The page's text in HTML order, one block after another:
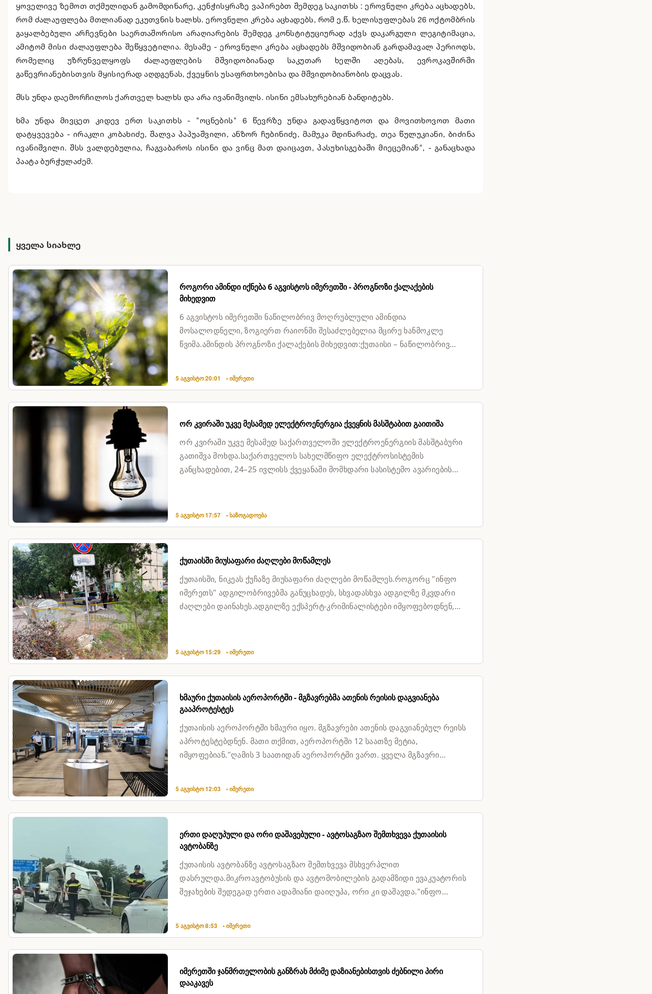
ყოველივე ზემოთ თქმულიდან გამომდინარე, კენჭისყრაზე ვაპირებთ შემდეგ საკითხს : ეროვნული კრება აცხადებს,
რომ ძალაუფლება მთლიანად ეკუთვნის ხალხს. ეროვნული კრება აცხადებს, რომ ე.წ. ხელისუფლებას 26 ოქტომბრის
გაყალბებული არჩევნები საერთაშორისო არაღიარების შემდეგ კონსტიტუციურად აქვს დაკარგული ლეგიტიმაცია,
ამიტომ მისი ძალაუფლება შეწყვეტილია. მესამე - ეროვნული კრება აცხადებს მშვიდობიან გარდამავალ პერიოდს,
რომელიც უზრუნველყოფს ძალაუფლების მშვიდობიანად საკუთარ ხელში აღებას, ევროკავშირში
გაწევრიანებისთვის მყისიერად აღდგენას, ქვეყნის უსაფრთხოებისა და მშვიდობიანობის დაცვას.
შსს უნდა დაემორჩილოს ქართველ ხალხს და არა ივანიშვილს. ისინი ემსახურებიან ბანდიტებს.
ხმა უნდა მივცეთ კიდევ ერთ საკითხს - "ოცნების" 6 წევრზე უნდა გადავწყვიტოთ და მოვითხოვოთ მათი
დატყვევება - ირაკლი კობახიძე, შალვა პაპუაშვილი, ანზორ ჩუბინიძე, მამუკა მდინარაძე, თეა წულუკიანი, ბიძინა
ივანიშვილი. შსს ვალდებულია, ჩაგვაბაროს ისინი და ვინც მათ დაიცავთ, პასუხისგებაში მიეცემიან", - განაცხადა
პაატა ბურჭულაძემ.
ყველა სიახლე
როგორი ამინდი იქნება 6 აგვისტოს იმერეთში - პროგნოზი ქალაქების
მიხედვით
6 აგვისტოს იმერეთში ნაწილობრივ მოღრუბლული ამინდია
მოსალოდნელი, ზოგიერთ რაიონში შესაძლებელია მცირე ხანმოკლე
წვიმა.ამინდის პროგნოზი ქალაქების მიხედვით:ქუთაისი – ნაწილობრივ
5 აგვისტო 20:01 • იმერეთი
ორ კვირაში უკვე მესამედ ელექტროენერგია ქვეყნის მასშტაბით გაითიშა
ორ კვირაში უკვე მესამედ საქართველოში ელექტროენერგიის მასშტაბური
გათიშვა მოხდა.საქართველოს სახელმწიფო ელექტროსისტემის
განცხადებით, 24–25 ივლისს ქვეყანაში მომხდარი სასისტემო ავარიების
5 აგვისტო 17:57 • საზოგადოება
ქუთაისში მიუსაფარი ძაღლები მოწამლეს
ქუთაისში, ნიკეას ქუჩაზე მიუსაფარი ძაღლები მოწამლეს.როგორც "ინფო
იმერეთს" ადგილობრივებმა განუცხადეს, სხვადასხვა ადგილზე მკვდარი
ძაღლები დაინახეს.ადგილზე ექსპერტ-კრიმინალისტები იმყოფებოდნენ,
5 აგვისტო 15:29 • იმერეთი
ხმაური ქუთაისის აეროპორტში - მგზავრებმა ათენის რეისის დაგვიანება
გააპროტესტეს
ქუთაისის აეროპორტში ხმაური იყო. მგზავრები ათენის დაგვიანებულ რეისს
აპროტესტებდნენ. მათი თქმით, აეროპორტში 12 საათზე მეტია,
იმყოფებიან."ღამის 3 საათიდან აეროპორტში ვართ. ყველა მგზავრი
5 აგვისტო 12:03 • იმერეთი
ერთი დაღუპული და ორი დაშავებული - ავტოსაგზაო შემთხვევა ქუთაისის
ავტობანზე
ქუთაისის ავტობანზე ავტოსაგზაო შემთხვევა მსხვერპლით
დასრულდა.მიკროავტობუსის და ავტომობილების გადამზიდი ევაკუატორის
შეჯახების შედეგად ერთი ადამიანი დაიღუპა, ორი კი დაშავდა."ინფო
5 აგვისტო 8:53 • იმერეთი
იმერეთში ჯანმრთელობის განზრახ მძიმე დაზიანებისთვის ძებნილი პირი
დააკავეს